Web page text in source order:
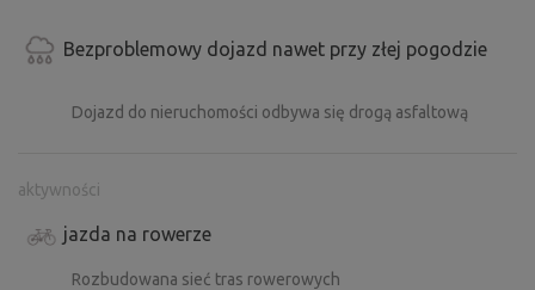
Bezproblemowy dojazd nawet przy złej pogodzie
Dojazd do nieruchomości odbywa się drogą asfaltową
aktywności
jazda na rowerze
Rozbudowana sieć tras rowerowych